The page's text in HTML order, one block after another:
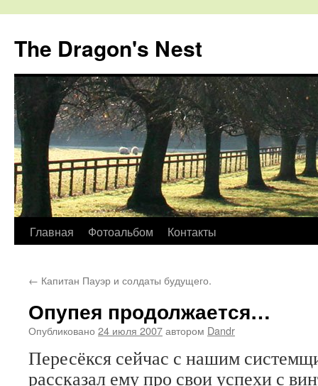
The Dragon's Nest
Перейти
содержимому
Главная Фотоальбом Контакты
← Капитан Пауэр и солдаты будущего.
Опупея продолжается…
Опубликовано 24 июля 2007автором Dandr
Пересёкся сейчас с нашим
рассказал ему про свои успехи с